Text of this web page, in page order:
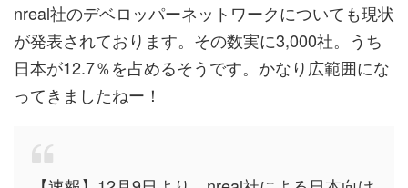
nreal社のデベロッパーネットワークについても現状
が発表されております。その数実に3,000社。うち
日本が12.7％を占めるそうです。かなり広範囲にな
ってきましたねー！